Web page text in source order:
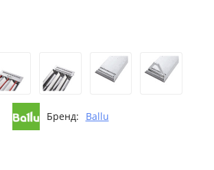
Бренд: Ballu